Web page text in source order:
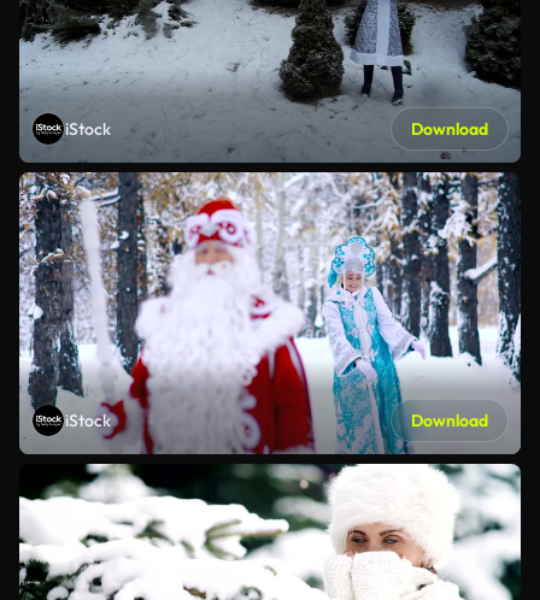
iStock Download
iStock Download